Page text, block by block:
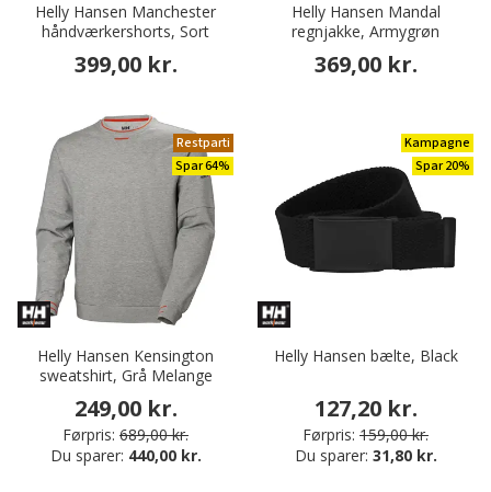
Helly Hansen Manchester
håndværkershorts, Sort
399,00 kr.
Helly Hansen Mandal
regnjakke, Armygrøn
369,00 kr.
Restparti
Spar 64%
Helly Hansen Kensington
sweatshirt, Grå Melange
249,00 kr.
Førpris: 689,00 kr.
Du sparer: 440,00 kr.
Kampagne
Spar 20%
Helly Hansen bælte, Black
127,20 kr.
Førpris: 159,00 kr.
Du sparer: 31,80 kr.